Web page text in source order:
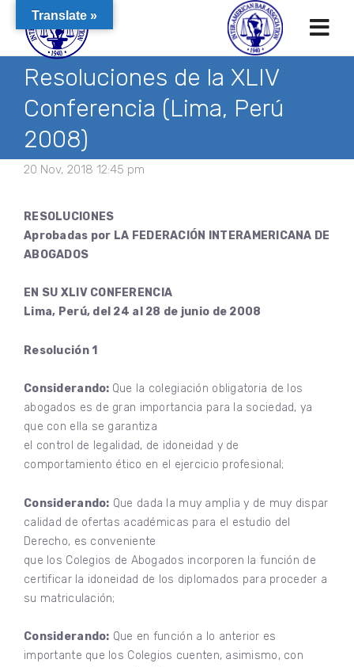
Resoluciones de la XLIV
Conferencia (Lima, Perú
2008)
20 Nov, 2018 12:45 pm
RESOLUCIONES
Aprobadas por LA FEDERACIÓN INTERAMERICANA DE
ABOGADOS
EN SU XLIV CONFERENCIA
Lima, Perú, del 24 al 28 de junio de 2008
Resolución 1
Considerando: Que la colegiación obligatoria de los
abogados es de gran importancia para la sociedad, ya
que con ella se garantiza
el control de legalidad, de idoneidad y de
comportamiento ético en el ejercicio profesional;
Considerando: Que dada la muy amplia y de muy dispar
calidad de ofertas académicas para el estudio del
Derecho, es conveniente
que los Colegios de Abogados incorporen la función de
certificar la idoneidad de los diplomados para proceder a
su matriculación;
Considerando: Que en función a lo anterior es
importante que los Colegios cuenten, asimismo, con
Translate »